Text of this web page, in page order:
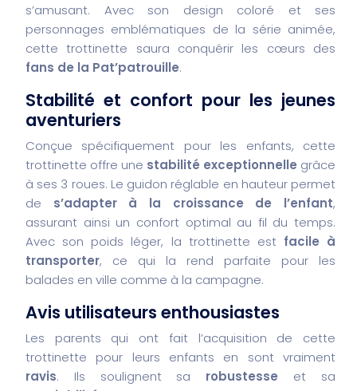
s’amusant. Avec son design coloré et ses
personnages emblématiques de la série animée,
cette trottinette saura conquérir les cœurs des
fans de la Pat’patrouille.
Stabilité et confort pour les jeunes
aventuriers
Conçue spécifiquement pour les enfants, cette
trottinette offre une stabilité exceptionnelle grâce
à ses 3 roues. Le guidon réglable en hauteur permet
de s’adapter à la croissance de l’enfant,
assurant ainsi un confort optimal au fil du temps.
Avec son poids léger, la trottinette est facile à
transporter, ce qui la rend parfaite pour les
balades en ville comme à la campagne.
Avis utilisateurs enthousiastes
Les parents qui ont fait l’acquisition de cette
trottinette pour leurs enfants en sont vraiment
ravis. Ils soulignent sa robustesse et sa